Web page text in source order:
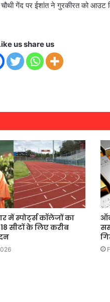
चौथी गेंद पर ईशांत ने गुरकीरत को
us share us
में स्पोर्ट्स कॉलेजों का
सीटों के लिए करीब